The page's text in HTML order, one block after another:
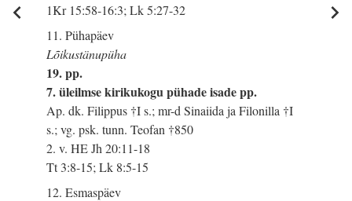
1Kr 15:58-16:3; Lk 5:27-32
11. Pühapäev
Lõikustänupüha
19. pp.
7. üleilmse kirikukogu pühade isade pp.
Ap. dk. Filippus †I s.; mr-d Sinaiida ja Filonilla †I
s.; vg. psk. tunn. Teofan †850
2. v. HE Jh 20:11-18
Tt 3:8-15; Lk 8:5-15
12. Esmaspäev